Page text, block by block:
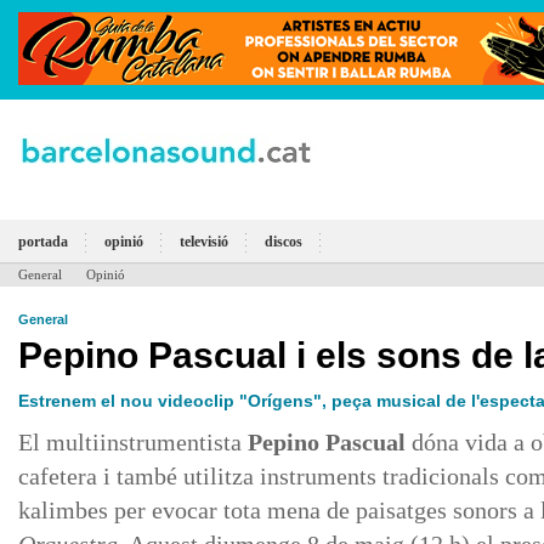
portada opinió televisió discos
General Opinió
General
Pepino Pascual i els sons de
Estrenem el nou videoclip "Orígens", peça musical de
El multiinstrumentista Pepino Pascual dóna vida a
cafetera i també utilitza instruments tradicionals
kalimbes per evocar tota mena de paisatges sonors